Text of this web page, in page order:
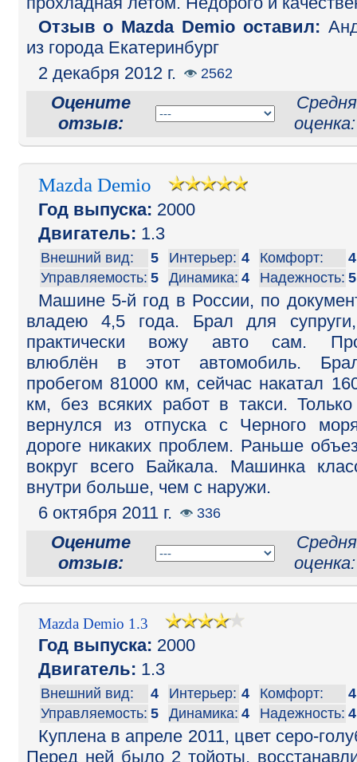
Отзыв o Mazda Demio оставил:
из города Екатеринбург
2 декабря 2012 г.
2562
Оцените
отзыв:
Mazda Demio
Год выпуска: 2000
Двигатель: 1.3
Внешний вид: 5 Интерьер: 4 Комфорт:
4
Управляемость: 5 Динамика: 4 Надежность: 5
Машине 5-й год в России, по
владею 4,5 года. Брал для
практически вожу авто сам.
влюблён в этот автомобиль.
пробегом 81000 км, сейчас накатал
км, без всяких работ в такси. Только
вернулся из отпуска с Черного
дороге никаких проблем. Раньше
вокруг всего Байкала. Машинка
внутри больше, чем с наружи.
6 октября 2011 г.
336
Оцените
отзыв:
Mazda Demio 1.3
Год выпуска: 2000
Двигатель: 1.3
Внешний вид: 4 Интерьер: 4 Комфорт:
4
Управляемость: 5 Динамика: 4 Надежность: 4
Куплена в апреле 2011, цвет серо-
Перед ней было 2 тойоты,